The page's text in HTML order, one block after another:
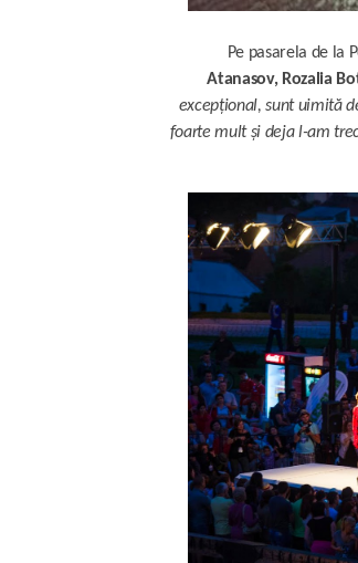
Pe pasarela de la
Atanasov, Rozalia
excepțional, sunt uimită
foarte mult și deja l-am